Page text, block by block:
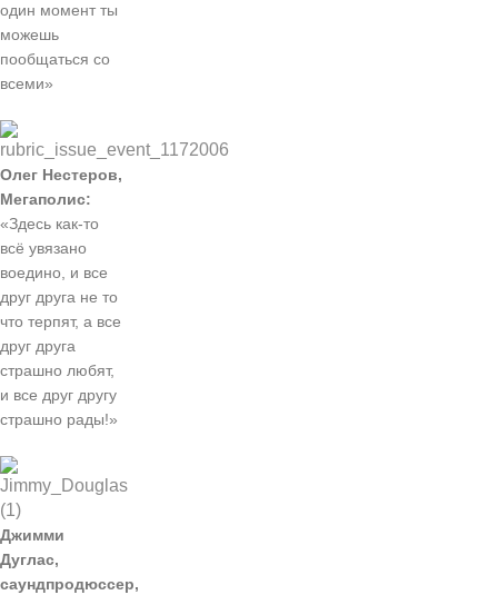
один момент ты
можешь
пообщаться со
всеми»
Олег Нестеров,
Мегаполис:
«Здесь как-то
всё увязано
воедино, и все
друг друга не то
что терпят, а все
друг друга
страшно любят,
и все друг другу
страшно рады!»
Джимми
Дуглас,
саундпродюссер,